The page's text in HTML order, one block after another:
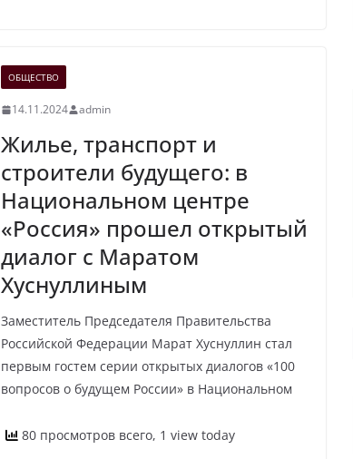
ОБЩЕСТВО
14.11.2024 admin
Жилье, транспорт и
строители будущего: в
Национальном центре
«Россия» прошел открытый
диалог с Маратом
Хуснуллиным
Заместитель Председателя Правительства
Российской Федерации Марат Хуснуллин стал
первым гостем серии открытых диалогов «100
вопросов о будущем России» в Национальном
80 просмотров всего, 1 view today